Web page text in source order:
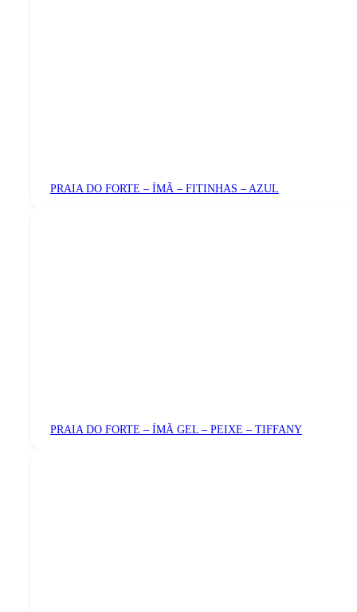
PRAIA DO FORTE – ÍMÃ – FITINHAS – AZUL
PRAIA DO FORTE – ÍMÃ GEL – PEIXE – TIFFANY